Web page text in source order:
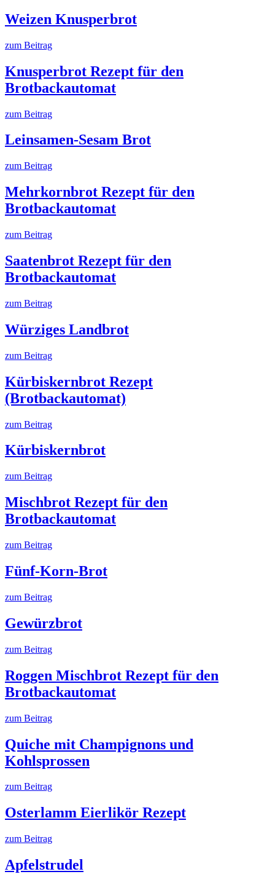
Weizen Knusperbrot
zum Beitrag
Knusperbrot Rezept für den
Brotbackautomat
zum Beitrag
Leinsamen-Sesam Brot
zum Beitrag
Mehrkornbrot Rezept für den
Brotbackautomat
zum Beitrag
Saatenbrot Rezept für den
Brotbackautomat
zum Beitrag
Würziges Landbrot
zum Beitrag
Kürbiskernbrot Rezept
(Brotbackautomat)
zum Beitrag
Kürbiskernbrot
zum Beitrag
Mischbrot Rezept für den
Brotbackautomat
zum Beitrag
Fünf-Korn-Brot
zum Beitrag
Gewürzbrot
zum Beitrag
Roggen Mischbrot Rezept für den
Brotbackautomat
zum Beitrag
Quiche mit Champignons und
Kohlsprossen
zum Beitrag
Osterlamm Eierlikör Rezept
zum Beitrag
Apfelstrudel